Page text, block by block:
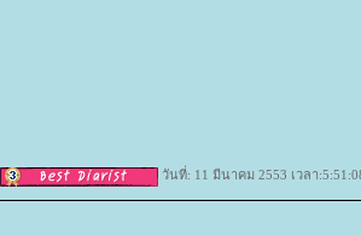
วันที่: 11 มีนาคม 2553 เวลา